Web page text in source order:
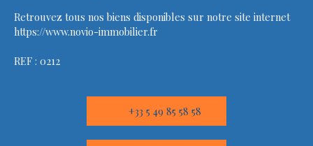
Retrouvez tous nos biens disponibles sur notre site internet
https://www.novio-immobilier.fr
REF : 0212
+33 5 49 85 58 58